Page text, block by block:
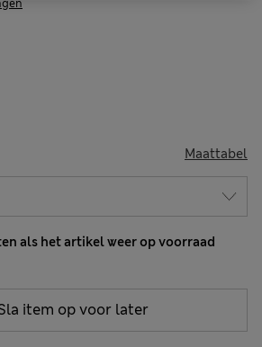
Maattabel
als het artikel weer op voorraad
item op voor later